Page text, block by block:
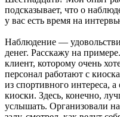
подсказывает, что о
у вас есть время на
Наблюдение —
денег. Расскажу на
клиент, которому очень
персонал работают с
из спортивного интереса,
киоски. Здесь, конечно,
услышать. Организовали